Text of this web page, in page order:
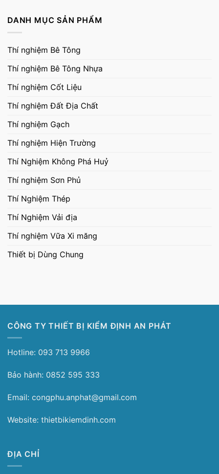
DANH MỤC SẢN PHẨM
Thí nghiệm Bê Tông
Thí nghiệm Bê Tông Nhựa
Thí nghiệm Cốt Liệu
Thí nghiệm Đất Địa Chất
Thí nghiệm Gạch
Thí nghiệm Hiện Trường
Thí Nghiệm Không Phá Huỷ
Thí nghiệm Sơn Phủ
Thí Nghiệm Thép
Thí Nghiệm Vải địa
Thí nghiệm Vữa Xi măng
Thiết bị Dùng Chung
CÔNG TY THIẾT BỊ KIỂM ĐỊNH AN PHÁT
Hotline: 093 713 9966
Bảo hành: 0852 595 333
Email: congphu.anphat@gmail.com
Website: thietbikiemdinh.com
ĐỊA CHỈ